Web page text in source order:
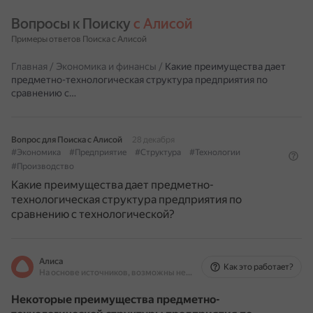
Вопросы к Поиску с Алисой
Примеры ответов Поиска с Алисой
Главная / Экономика и финансы / Какие преимущества дает
предметно-технологическая структура предприятия по
сравнению с…
Вопрос для Поиска с Алисой
28 декабря
#Экономика
#Предприятие #Структура
#Технологии
#Производство
Какие преимущества дает предметно-
технологическая структура предприятия по
сравнению с технологической?
Алиса
На основе источников, возможны неточности
Как это работает?
Некоторые преимущества предметно-